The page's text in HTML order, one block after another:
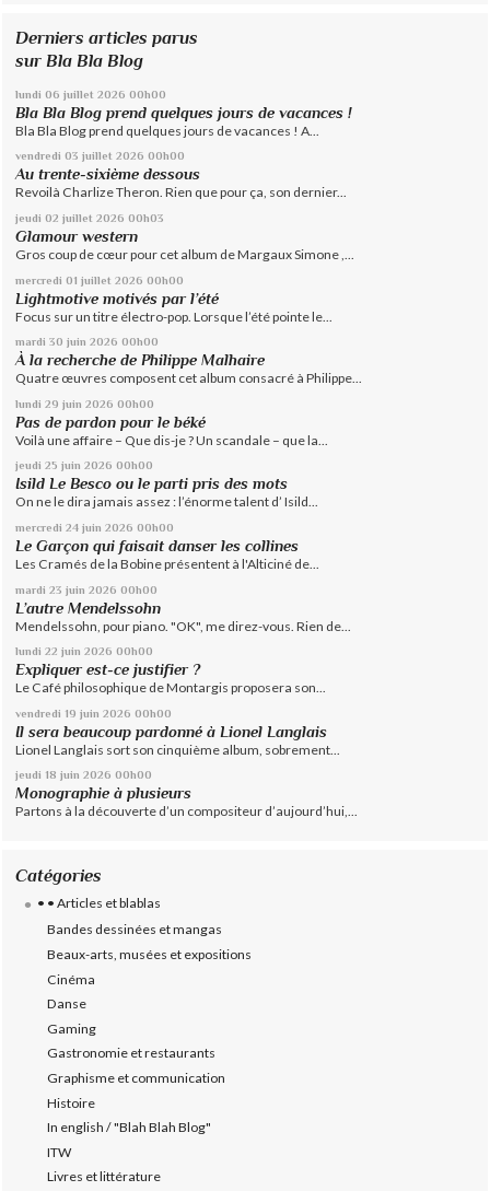
Derniers articles parus
sur Bla Bla Blog
lundi 06 juillet 2026 00h00
Bla Bla Blog prend quelques jours de vacances !
Bla Bla Blog prend quelques jours de vacances ! A...
vendredi 03 juillet 2026 00h00
Au trente-sixième dessous
Revoilà Charlize Theron. Rien que pour ça, son dernier...
jeudi 02 juillet 2026 00h03
Glamour western
Gros coup de cœur pour cet album de Margaux Simone ,...
mercredi 01 juillet 2026 00h00
Lightmotive motivés par l’été
Focus sur un titre électro-pop. Lorsque l’été pointe le...
mardi 30 juin 2026 00h00
À la recherche de Philippe Malhaire
Quatre œuvres composent cet album consacré à Philippe...
lundi 29 juin 2026 00h00
Pas de pardon pour le béké
Voilà une affaire – Que dis-je ? Un scandale – que la...
jeudi 25 juin 2026 00h00
Isild Le Besco ou le parti pris des mots
On ne le dira jamais assez : l’énorme talent d’ Isild...
mercredi 24 juin 2026 00h00
Le Garçon qui faisait danser les collines
Les Cramés de la Bobine présentent à l'Alticiné de...
mardi 23 juin 2026 00h00
L’autre Mendelssohn
Mendelssohn, pour piano. "OK", me direz-vous. Rien de...
lundi 22 juin 2026 00h00
Expliquer est-ce justifier ?
Le Café philosophique de Montargis proposera son...
vendredi 19 juin 2026 00h00
Il sera beaucoup pardonné à Lionel Langlais
Lionel Langlais sort son cinquième album, sobrement...
jeudi 18 juin 2026 00h00
Monographie à plusieurs
Partons à la découverte d’un compositeur d’aujourd’hui,...
Catégories
• • Articles et blablas
Bandes dessinées et mangas
Beaux-arts, musées et expositions
Cinéma
Danse
Gaming
Gastronomie et restaurants
Graphisme et communication
Histoire
In english / "Blah Blah Blog"
ITW
Livres et littérature